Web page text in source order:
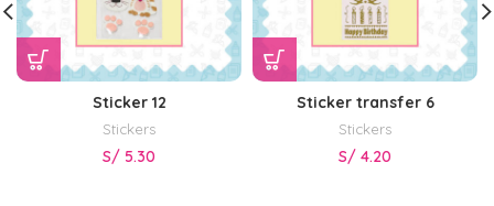
Sticker 12
Stickers
S/ 5.30
Sticker transfer 6
Stickers
S/ 4.20